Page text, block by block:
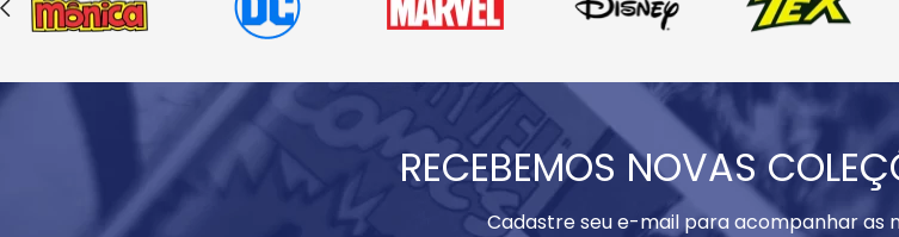
RECEBEMOS NOVAS
Cadastre seu e-mail para acompanhar as